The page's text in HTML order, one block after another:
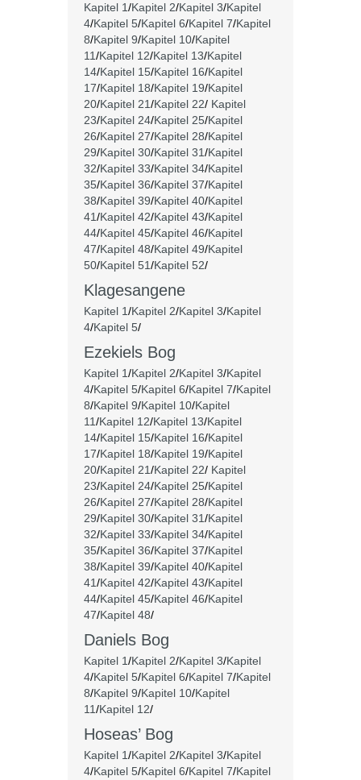
Kapitel 1/Kapitel 2/Kapitel 3/Kapitel
4/Kapitel 5/Kapitel 6/Kapitel 7/Kapitel
8/Kapitel 9/Kapitel 10/Kapitel
11/Kapitel 12/Kapitel 13/Kapitel
14/Kapitel 15/Kapitel 16/Kapitel
17/Kapitel 18/Kapitel 19/Kapitel
20/Kapitel 21/Kapitel 22/ Kapitel
23/Kapitel 24/Kapitel 25/Kapitel
26/Kapitel 27/Kapitel 28/Kapitel
29/Kapitel 30/Kapitel 31/Kapitel
32/Kapitel 33/Kapitel 34/Kapitel
35/Kapitel 36/Kapitel 37/Kapitel
38/Kapitel 39/Kapitel 40/Kapitel
41/Kapitel 42/Kapitel 43/Kapitel
44/Kapitel 45/Kapitel 46/Kapitel
47/Kapitel 48/Kapitel 49/Kapitel
50/Kapitel 51/Kapitel 52/
Klagesangene
Kapitel 1/Kapitel 2/Kapitel 3/Kapitel
4/Kapitel 5/
Ezekiels Bog
Kapitel 1/Kapitel 2/Kapitel 3/Kapitel
4/Kapitel 5/Kapitel 6/Kapitel 7/Kapitel
8/Kapitel 9/Kapitel 10/Kapitel
11/Kapitel 12/Kapitel 13/Kapitel
14/Kapitel 15/Kapitel 16/Kapitel
17/Kapitel 18/Kapitel 19/Kapitel
20/Kapitel 21/Kapitel 22/ Kapitel
23/Kapitel 24/Kapitel 25/Kapitel
26/Kapitel 27/Kapitel 28/Kapitel
29/Kapitel 30/Kapitel 31/Kapitel
32/Kapitel 33/Kapitel 34/Kapitel
35/Kapitel 36/Kapitel 37/Kapitel
38/Kapitel 39/Kapitel 40/Kapitel
41/Kapitel 42/Kapitel 43/Kapitel
44/Kapitel 45/Kapitel 46/Kapitel
47/Kapitel 48/
Daniels Bog
Kapitel 1/Kapitel 2/Kapitel 3/Kapitel
4/Kapitel 5/Kapitel 6/Kapitel 7/Kapitel
8/Kapitel 9/Kapitel 10/Kapitel
11/Kapitel 12/
Hoseas’ Bog
Kapitel 1/Kapitel 2/Kapitel 3/Kapitel
4/Kapitel 5/Kapitel 6/Kapitel 7/Kapitel